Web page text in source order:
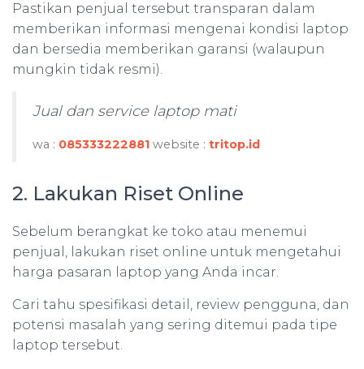
Pastikan penjual tersebut transparan dalam
memberikan informasi mengenai kondisi laptop
dan bersedia memberikan garansi (walaupun
mungkin tidak resmi).
Jual dan service laptop mati
wa : 085333222881 website : tritop.id
2. Lakukan Riset Online
Sebelum berangkat ke toko atau menemui
penjual, lakukan riset online untuk mengetahui
harga pasaran laptop yang Anda incar.
Cari tahu spesifikasi detail, review pengguna, dan
potensi masalah yang sering ditemui pada tipe
laptop tersebut.